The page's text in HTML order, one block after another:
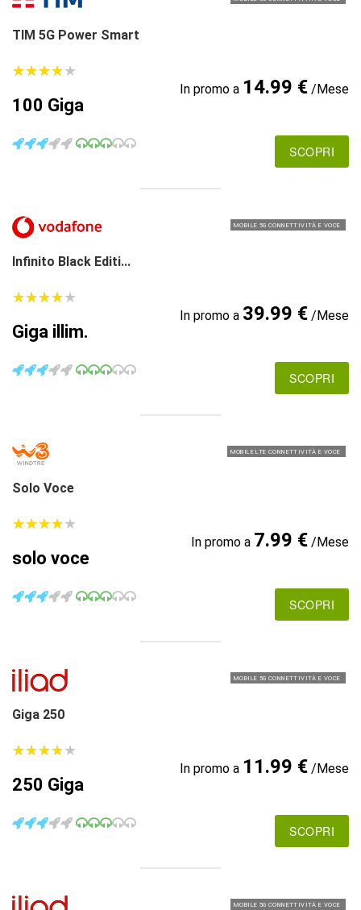
TIM 5G Power Smart
★★★★★
★★★★★
100 Giga
In promo a 14.99 €/Mese
SCOPRI
MOBILE 5G CONNETTIVITÀ E VOCE
Infinito Black Editi...
★★★★★
★★★★★
Giga illim.
In promo a 39.99 €/Mese
SCOPRI
MOBILE LTE CONNETTIVITÀ E VOCE
Solo Voce
★★★★★
★★★★★
solo voce
In promo a 7.99 €/Mese
SCOPRI
MOBILE 5G CONNETTIVITÀ E VOCE
Giga 250
★★★★★
★★★★★
250 Giga
In promo a 11.99 €/Mese
SCOPRI
MOBILE 5G CONNETTIVITÀ E VOCE